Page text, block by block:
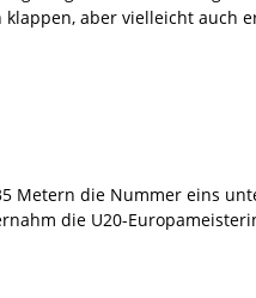
aber vielleicht auch
Metern die Nummer eins
die U20-